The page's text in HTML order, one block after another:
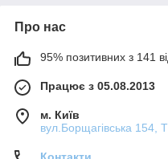
Про нас
95% позитивних з 141
Працює з 05.08.2013
м. Київ
вул.Борщагівська 154,